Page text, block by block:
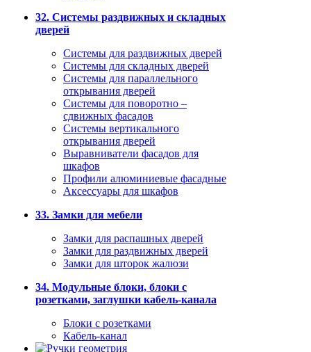
32. Системы раздвижных и складных
дверей
Системы для раздвижных дверей
Системы для складных дверей
Системы для параллельного
открывания дверей
Системы для поворотно –
сдвижных фасадов
Системы вертикального
открывания дверей
Выравниватели фасадов для
шкафов
Профили алюминиевые фасадные
Аксессуары для шкафов
33. Замки для мебели
Замки для распашных дверей
Замки для раздвижных дверей
Замки для шторок жалюзи
34. Модульные блоки, блоки с
розетками, заглушки кабель-канала
Блоки с розетками
Кабель-канал